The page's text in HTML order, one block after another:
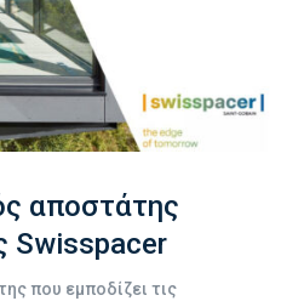
αποστάτης
Swisspacer
που εμποδίζει τις